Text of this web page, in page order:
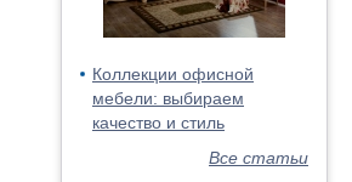
Коллекции офисной
мебели: выбираем
качество и стиль
Все статьи